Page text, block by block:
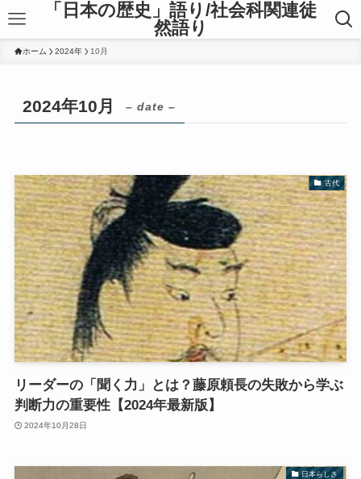
「日本の歴史」語り/社会科関連徒
然語り
ホーム 2024年 10月
2024年10月 – date –
古代
リーダーの「聞く力」とは？藤原頼長の失敗から学ぶ
判断力の重要性【2024年最新版】
2024年10月28日
日本らしさ